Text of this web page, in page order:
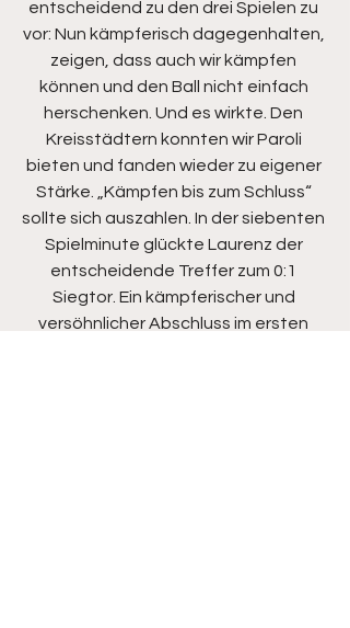
entscheidend zu den drei Spielen zu
vor: Nun kämpferisch dagegenhalten,
zeigen, dass auch wir kämpfen
können und den Ball nicht einfach
herschenken. Und es wirkte. Den
Kreisstädtern konnten wir Paroli
bieten und fanden wieder zu eigener
Stärke. „Kämpfen bis zum Schluss“
sollte sich auszahlen. In der siebenten
Spielminute glückte Laurenz der
entscheidende Treffer zum 0:1
Siegtor. Ein kämpferischer und
versöhnlicher Abschluss im ersten